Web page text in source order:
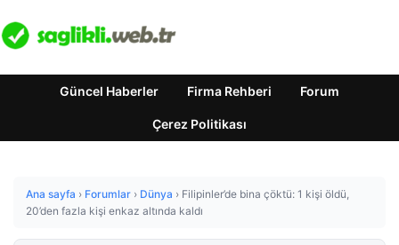
Güncel Haberler Firma Rehberi Forum
Çerez Politikası
Ana sayfa › Forumlar › Dünya › Filipinler’de bina çöktü: 1 kişi öldü,
20’den fazla kişi enkaz altında kaldı